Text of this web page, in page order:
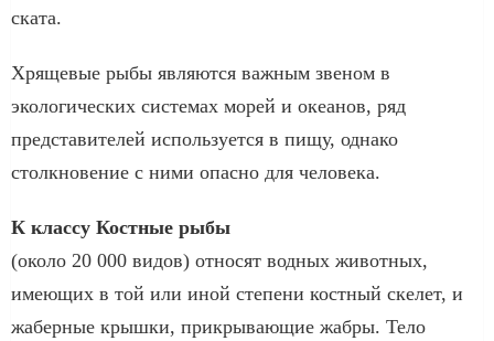
ската.
Хрящевые рыбы являются важным звеном в
экологических системах морей и океанов, ряд
представителей используется в пищу, однако
столкновение с ними опасно для человека.
К классу Костные рыбы
(около 20 000 видов) относят водных животных,
имеющих в той или иной степени костный скелет, и
жаберные крышки, прикрывающие жабры. Тело